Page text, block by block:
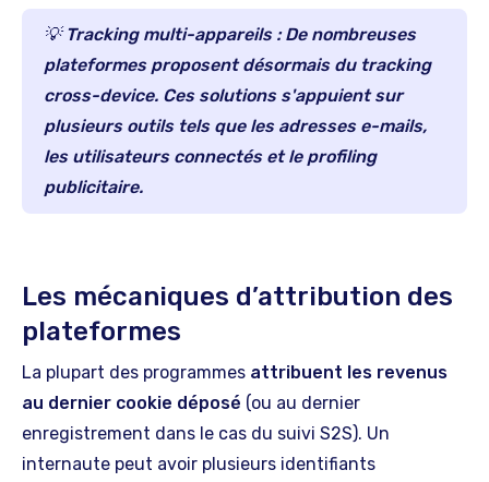
💡 Tracking multi-appareils : De nombreuses
plateformes proposent désormais du tracking
cross-device. Ces solutions s'appuient sur
plusieurs outils tels que les adresses e-mails,
les utilisateurs connectés et le profiling
publicitaire.
Les mécaniques d’attribution des
plateformes
La plupart des programmes attribuent les revenus
au dernier cookie déposé (ou au dernier
enregistrement dans le cas du suivi S2S). Un
internaute peut avoir plusieurs identifiants